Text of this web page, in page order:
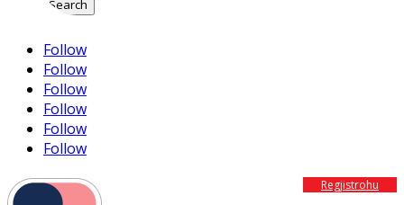
Follow
Follow
Follow
Follow
Follow
Follow
Regjistrohu